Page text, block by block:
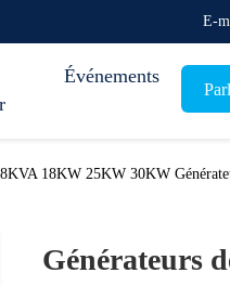
E-
Événements
18KW 25KW 30KW
Générateurs